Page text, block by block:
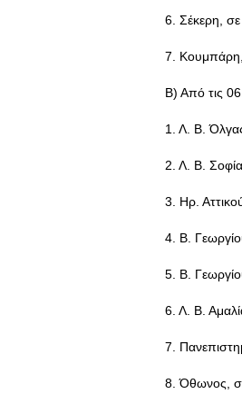
6. Σέκερη, σε
7. Κουμπάρη,
Β) Από τις
1. Λ. Β.
2. Λ. Β.
3. Ηρ.
4. Β.
5. Β.
6. Λ. Β.
7.
8. Όθωνος,